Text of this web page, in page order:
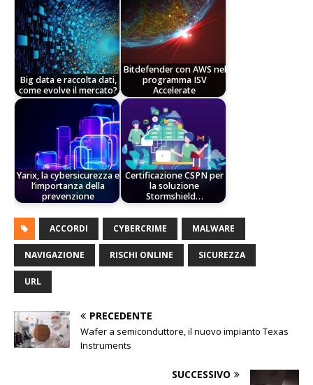
Big data e raccolta dati,
come evolve il mercato?
Bitdefender con AWS nel
programma ISV
Accelerate
Yarix, la cybersicurezza e
l’importanza della
prevenzione
Certificazione CSPN per
la soluzione
Stormshield…
ACCORDI CYBERCRIME MALWARE
NAVIGAZIONE RISCHI ONLINE SICUREZZA
URL
PRECEDENTE
Wafer a semiconduttore, il nuovo impianto Texas
Instruments
SUCCESSIVO